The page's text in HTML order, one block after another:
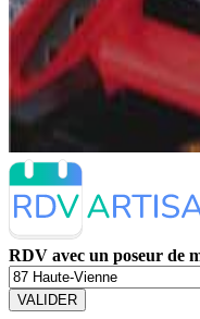
RDV avec un poseur de
VALIDER